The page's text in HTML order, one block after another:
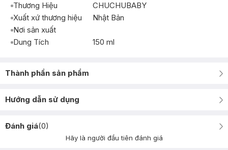
Thương Hiệu
CHUCHUBABY
Xuất xứ thương hiệu
Nhật Bản
Nơi sản xuất
Dung Tích
150 ml
Thành phần sản phẩm
Hướng dẫn sử dụng
Đánh giá(0)
Hãy là người đầu tiên đánh giá